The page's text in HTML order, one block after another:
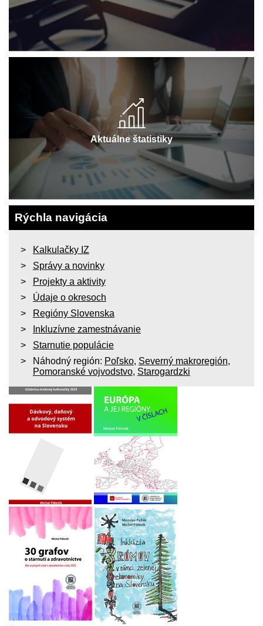
Aktuálne štatistiky
Rýchla navigácia
Kalkulačky IZ
Správy a novinky
Projekty a aktivity
Údaje o okresoch
Regióny Slovenska
Inkluzívne zamestnávanie
Starnutie populácie
Náhodný región: Poľsko, Severný makroregión,
Pomoranské vojvodstvo, Starogardzki